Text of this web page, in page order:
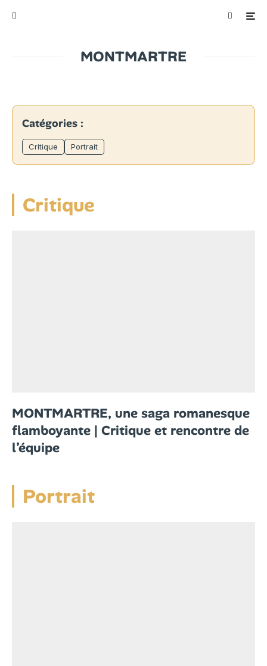
MONTMARTRE
Catégories :
Critique Portrait
Critique
MONTMARTRE, une saga romanesque
flamboyante | Critique et rencontre de
l’équipe
Portrait